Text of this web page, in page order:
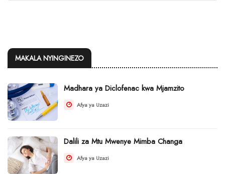
MAKALA NYINGINEZO
Madhara ya Diclofenac kwa Mjamzito
Afya ya Uzazi
Dalili za Mtu Mwenye Mimba Changa
Afya ya Uzazi